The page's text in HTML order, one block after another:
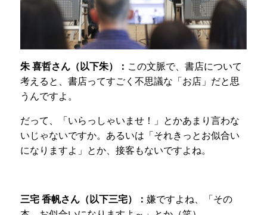
朱 喜哲さん（以下朱）： この文脈で、書店について
考えると、書店ってすごく不思議な「お店」だと思
うんですよ。
だって、「いらっしゃいませ！」とかあまり言わな
いじゃないですか。あるいは「それきっとお似合い
になりますよ」とか、接客もないですよね。
三宅 香帆さん（以下三宅）： 嫌ですよね、「その